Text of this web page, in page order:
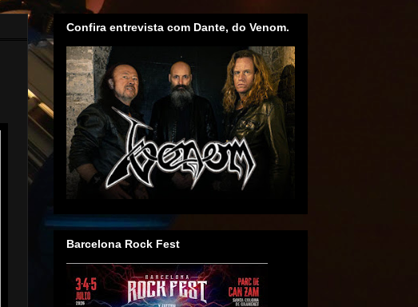
Confira entrevista com Dante, do Venom.
Barcelona Rock Fest